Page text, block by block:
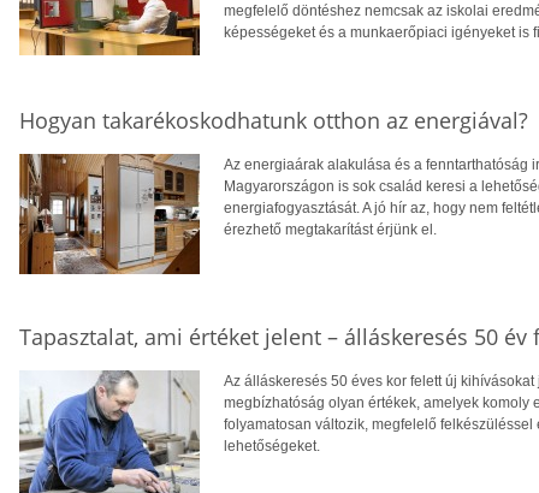
megfelelő döntéshez nemcsak az iskolai
képességeket és a munkaerőpiaci igényeket is
Hogyan takarékoskodhatunk otthon az energiával?
Az energiaárak alakulása és a fenntarthatóság
Magyarországon is sok család keresi a
energiafogyasztását. A jó hír az, hogy nem
érezhető megtakarítást érjünk el.
Tapasztalat, ami értéket jelent – álláskeresés 50 év
Az álláskeresés 50 éves kor felett új
megbízhatóság olyan értékek, amelyek komoly
folyamatosan változik, megfelelő
lehetőségeket.